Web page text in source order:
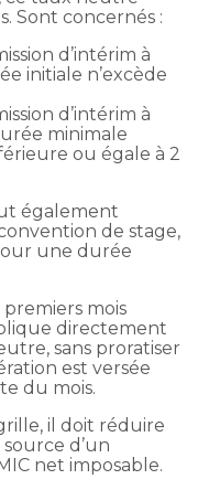
Sont concernés :
d’intérim à
initiale n’excède
d’intérim à
minimale
ou égale à 2
également
de stage,
une durée
mois
directement
sans proratiser
est versée
du mois.
il doit réduire
d’un
net imposable.